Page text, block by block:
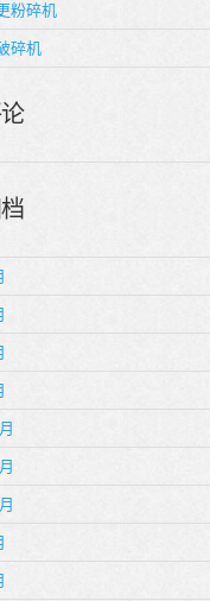
粉碎机
碎机